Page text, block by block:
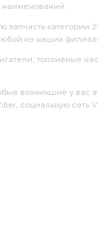
наименований.
запчасть
из наших
топливные
возникшие у вас
социальную сеть